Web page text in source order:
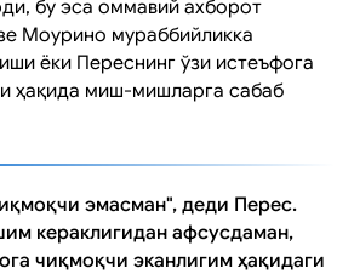
бу эса оммавий ахборот
Моурино мураббийликка
ёки Переснинг ўзи истеъфога
ҳақида миш-мишларга сабаб
эмасман", деди Перес.
кераклигидан афсусдаман,
чиқмоқчи эканлигим ҳақидаги